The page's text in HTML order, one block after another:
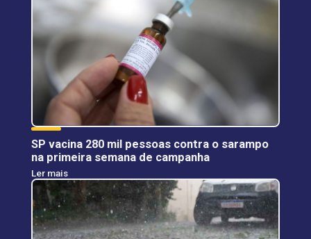
SP vacina 280 mil pessoas contra o sarampo
na primeira semana de campanha
Ler mais